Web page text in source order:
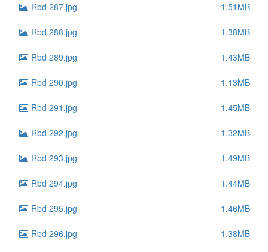
Rbd 287.jpg 1.51MB
Rbd 288.jpg 1.38MB
Rbd 289.jpg 1.43MB
Rbd 290.jpg 1.13MB
Rbd 291.jpg 1.45MB
Rbd 292.jpg 1.32MB
Rbd 293.jpg 1.49MB
Rbd 294.jpg 1.44MB
Rbd 295.jpg 1.46MB
Rbd 296.jpg 1.38MB